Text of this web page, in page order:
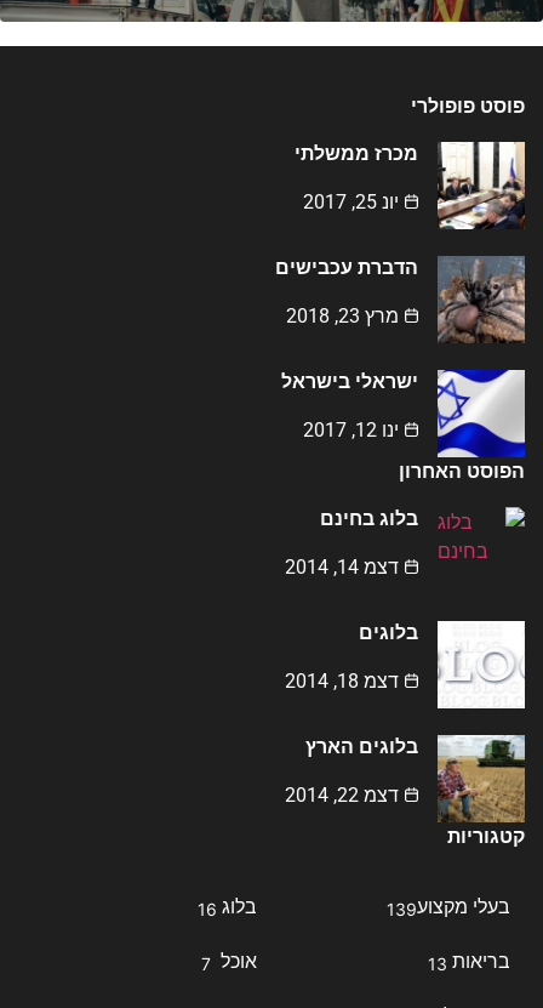
פוסט פופולרי
מכרז ממשלתי
יונ 25, 2017
הדברת עכבישים
מרץ 23, 2018
ישראלי בישראל
ינו 12, 2017
הפוסט האחרון
בלוג בחינם
דצמ 14, 2014
בלוגים
דצמ 18, 2014
בלוגים הארץ
דצמ 22, 2014
קטגוריות
בעלי מקצוע139 בלוג 16
בריאות 13 אוכל 7